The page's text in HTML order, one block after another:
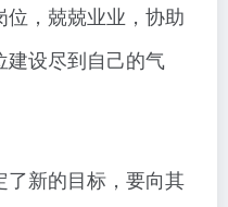
，兢兢业业，协助
建设尽到自己的气
新的目标，要向其